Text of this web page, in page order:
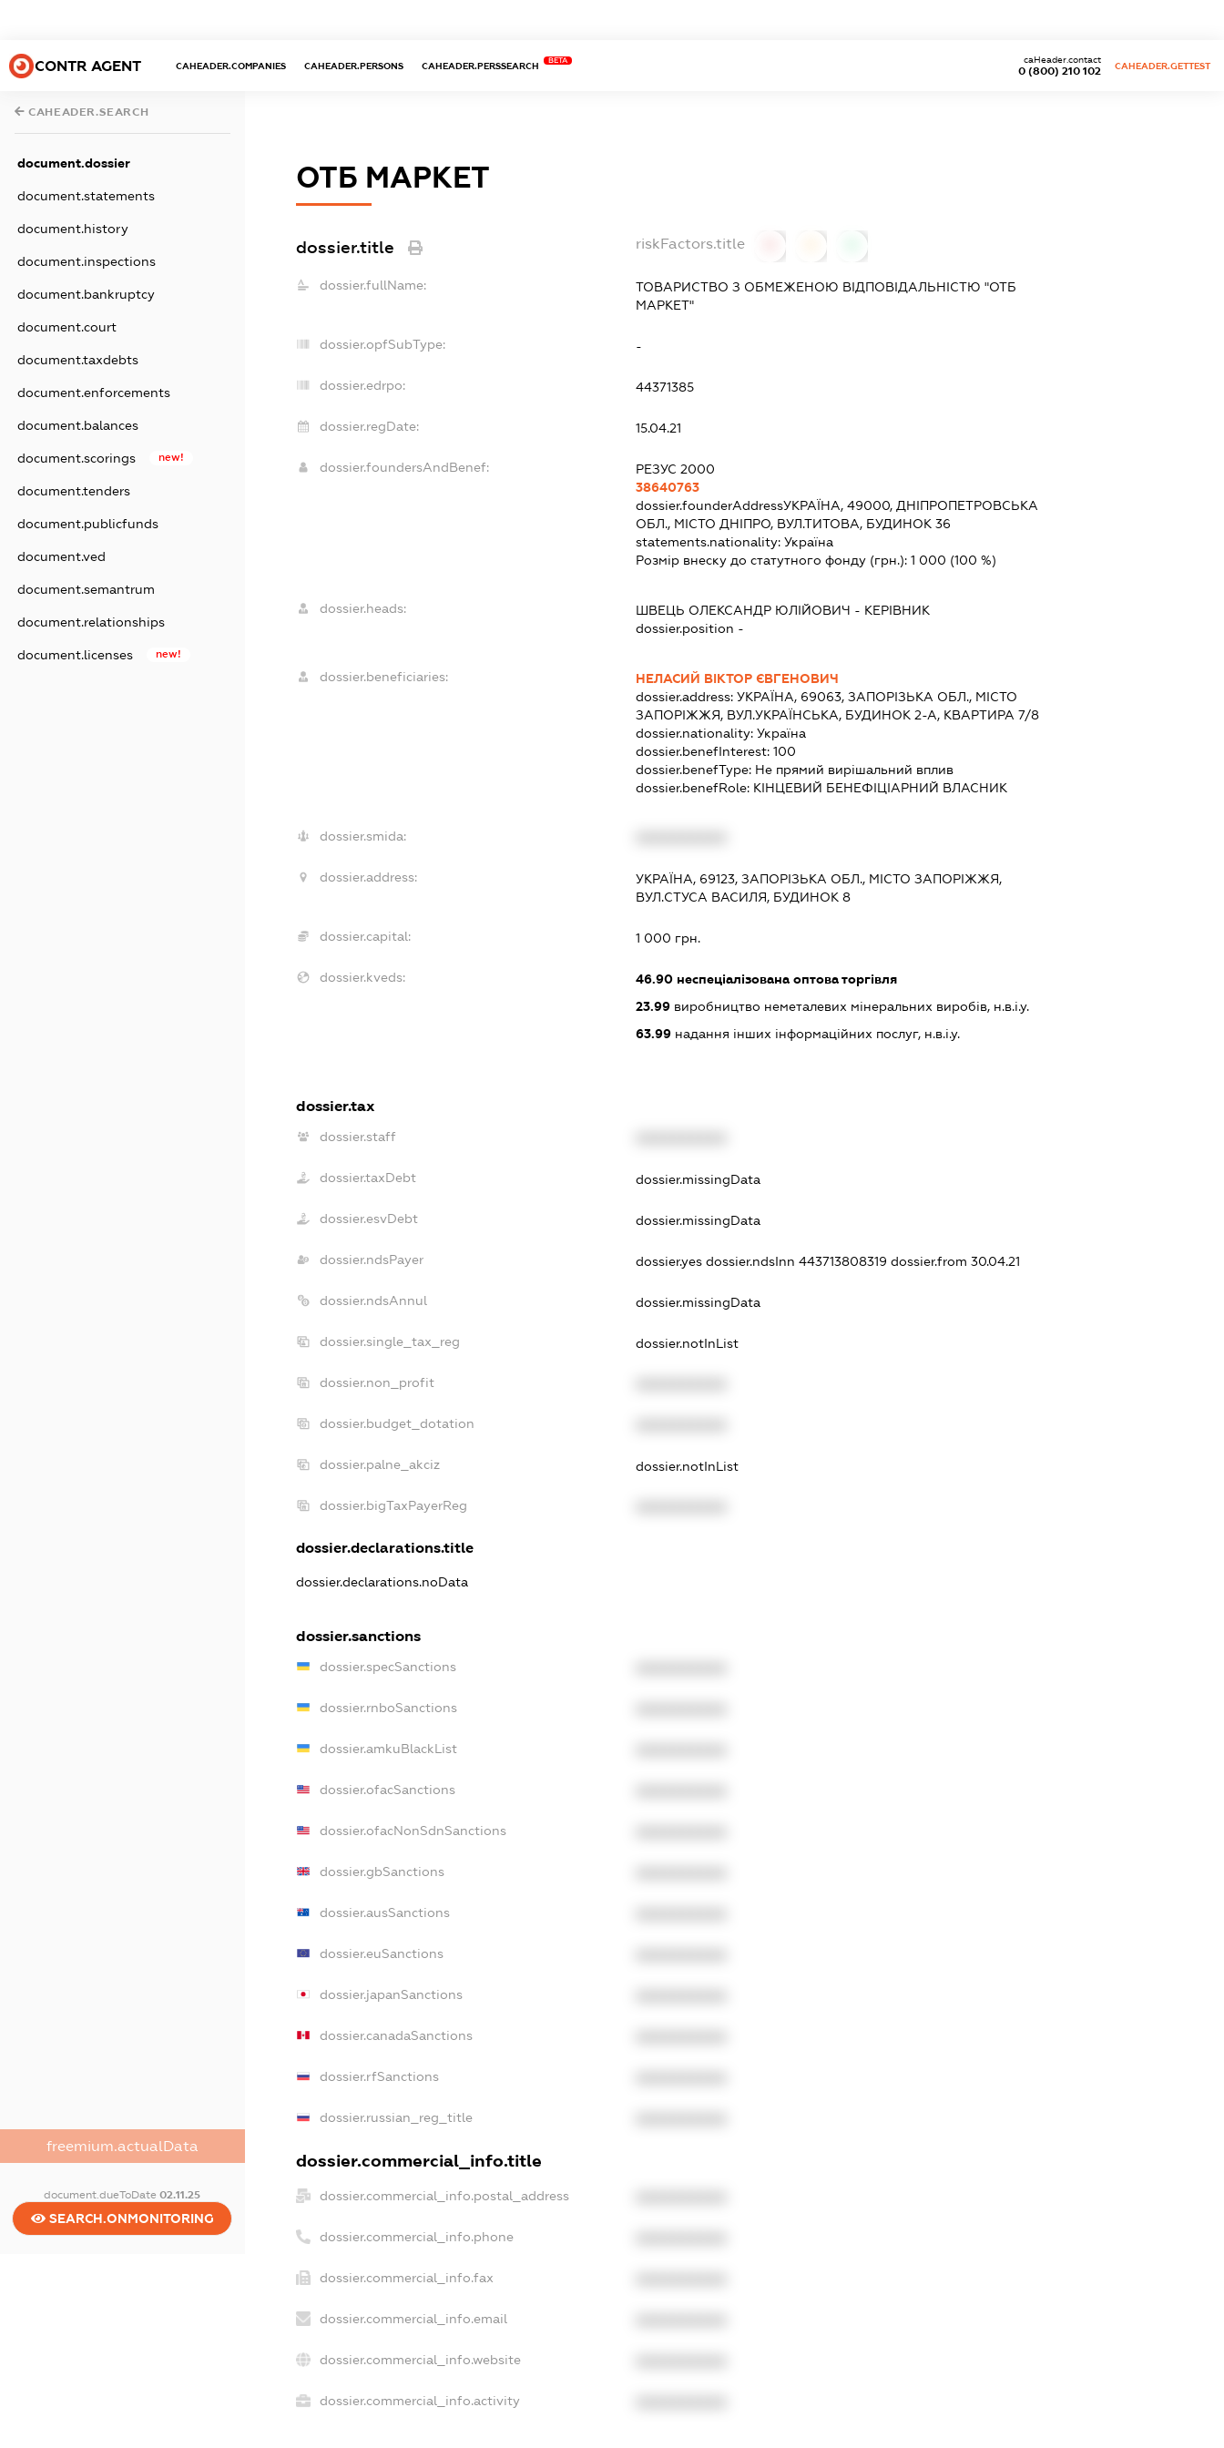
CONTR AGENT CAHEADER.COMPANIES CAHEADER.PERSONS CAHEADER.PERSSEARCH
BETA
0 (800) 210 102
caHeader.contact
CAHEADER.GETTEST
CAHEADER.SEARCH
document.dossier
document.statements
document.history
document.inspections
document.bankruptcy
document.court
document.taxdebts
document.enforcements
document.balances
document.scorings new!
document.tenders
document.publicfunds
document.ved
document.semantrum
document.relationships
document.licenses new!
freemium.actualData
document.dueToDate02.11.25
SEARCH.ONMONITORING
ОТБ МАРКЕТ
dossier.title riskFactors.title
dossier.fullName:
ТОВАРИСТВО З ОБМЕЖЕНОЮ ВІДПОВІДАЛЬНІСТЮ "ОТБ
МАРКЕТ"
dossier.opfSubType: -
dossier.edrpo: 44371385
dossier.regDate: 15.04.21
dossier.foundersAndBenef:
РЕЗУС 2000
38640763
dossier.founderAddressУКРАЇНА, 49000, ДНІПРОПЕТРОВСЬКА
ОБЛ., МІСТО ДНІПРО, ВУЛ.ТИТОВА, БУДИНОК 36
statements.nationality: Україна
Розмір внеску до статутного фонду (грн.): 1 000 (100 %)
dossier.heads: ШВЕЦЬ ОЛЕКСАНДР ЮЛІЙОВИЧ - КЕРІВНИК
dossier.position -
dossier.beneficiaries:
НЕЛАСИЙ ВІКТОР ЄВГЕНОВИЧ
dossier.address: УКРАЇНА, 69063, ЗАПОРІЗЬКА ОБЛ., МІСТО
ЗАПОРІЖЖЯ, ВУЛ.УКРАЇНСЬКА, БУДИНОК 2-А, КВАРТИРА 7/8
dossier.nationality: Україна
dossier.benefInterest: 100
dossier.benefType: Не прямий вирішальний вплив
dossier.benefRole: КІНЦЕВИЙ БЕНЕФІЦІАРНИЙ ВЛАСНИК
dossier.smida:
dossier.address:
УКРАЇНА, 69123, ЗАПОРІЗЬКА ОБЛ., МІСТО ЗАПОРІЖЖЯ,
ВУЛ.СТУСА ВАСИЛЯ, БУДИНОК 8
dossier.capital: 1 000 грн.
dossier.kveds: 46.90неспеціалізована оптова торгівля
23.99виробництво неметалевих мінеральних виробів, н.в.і.у.
63.99надання інших інформаційних послуг, н.в.і.у.
dossier.tax
dossier.staff
dossier.taxDebt dossier.missingData
dossier.esvDebt dossier.missingData
dossier.ndsPayer dossier.yes dossier.ndsInn 443713808319 dossier.from 30.04.21
dossier.ndsAnnul dossier.missingData
dossier.single_tax_reg dossier.notInList
dossier.non_profit
dossier.budget_dotation
dossier.palne_akciz dossier.notInList
dossier.bigTaxPayerReg
dossier.declarations.title
dossier.declarations.noData
dossier.sanctions
dossier.specSanctions
dossier.rnboSanctions
dossier.amkuBlackList
dossier.ofacSanctions
dossier.ofacNonSdnSanctions
dossier.gbSanctions
dossier.ausSanctions
dossier.euSanctions
dossier.japanSanctions
dossier.canadaSanctions
dossier.rfSanctions
dossier.russian_reg_title
dossier.commercial_info.title
dossier.commercial_info.postal_address
dossier.commercial_info.phone
dossier.commercial_info.fax
dossier.commercial_info.email
dossier.commercial_info.website
dossier.commercial_info.activity